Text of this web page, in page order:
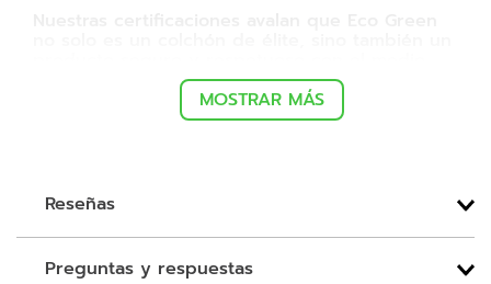
MOSTRAR MÁS
Reseñas
Preguntas y respuestas